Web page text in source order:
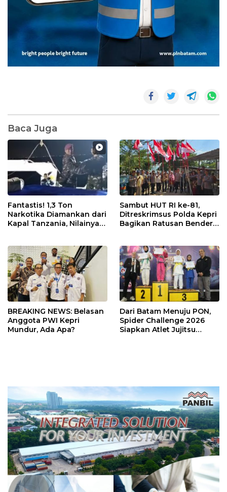
Baca Juga
Fantastis! 1,3 Ton
Narkotika Diamankan dari
Kapal Tanzania, Nilainya
Sambut HUT RI ke-81,
Ditreskrimsus Polda Kepri
Bagikan Ratusan Bendera
BREAKING NEWS: Belasan
Anggota PWI Kepri
Mundur, Ada Apa?
Dari Batam Menuju PON,
Spider Challenge 2026
Siapkan Atlet Jujitsu